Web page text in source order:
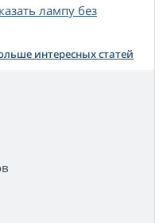
лампу без
интересных статей